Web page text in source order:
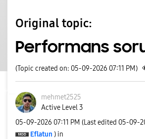
Original topic:
Performans
(Topic created on: 05-09-2026 07:11 PM)
mehmet2525
Active Level 3
‎05-09-2026 07:11 PM (Last edited ‎05-09-
Eflatun ) in